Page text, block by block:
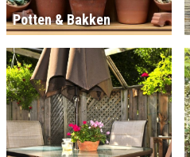
Potten & Bakken